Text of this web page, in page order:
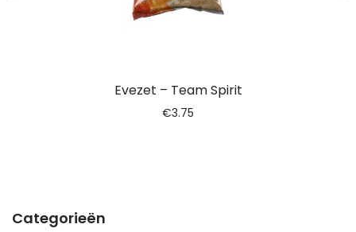
Evezet – Team Spirit
€3.75
Categorieën